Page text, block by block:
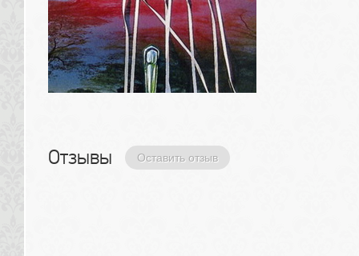
Отзывы Оставить отзыв